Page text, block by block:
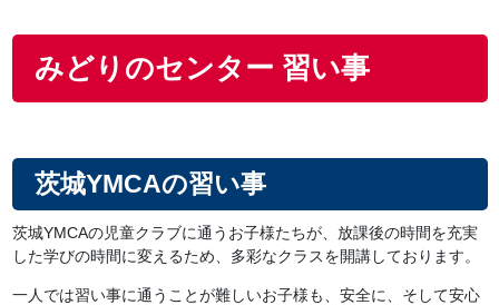
みどりのセンター 習い事
茨城YMCAの習い事
茨城YMCAの児童クラブに通うお子様たちが、放課後の時間を充実
した学びの時間に変えるため、多彩なクラスを開講しております。
一人では習い事に通うことが難しいお子様も、安全に、そして安心